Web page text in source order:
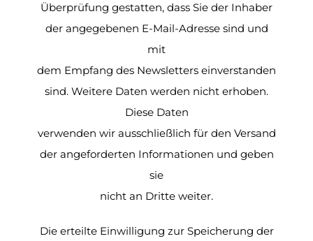
Überprüfung gestatten, dass Sie der Inhaber
der angegebenen E-Mail-Adresse sind und
mit
dem Empfang des Newsletters einverstanden
sind. Weitere Daten werden nicht erhoben.
Diese Daten
verwenden wir ausschließlich für den Versand
der angeforderten Informationen und geben
sie
nicht an Dritte weiter.
Die erteilte Einwilligung zur Speicherung der